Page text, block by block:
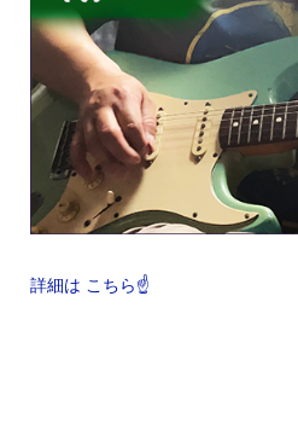
詳細は こちら☝️